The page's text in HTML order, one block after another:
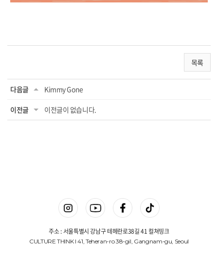
목록
다음글 Kimmy Gone
이전글 이전글이 없습니다.
주소 : 서울특별시 강남구 테헤란로38길 41 컬쳐띵크
CULTURE THINK I 41, Teheran-ro 38-gil, Gangnam-gu, Seoul